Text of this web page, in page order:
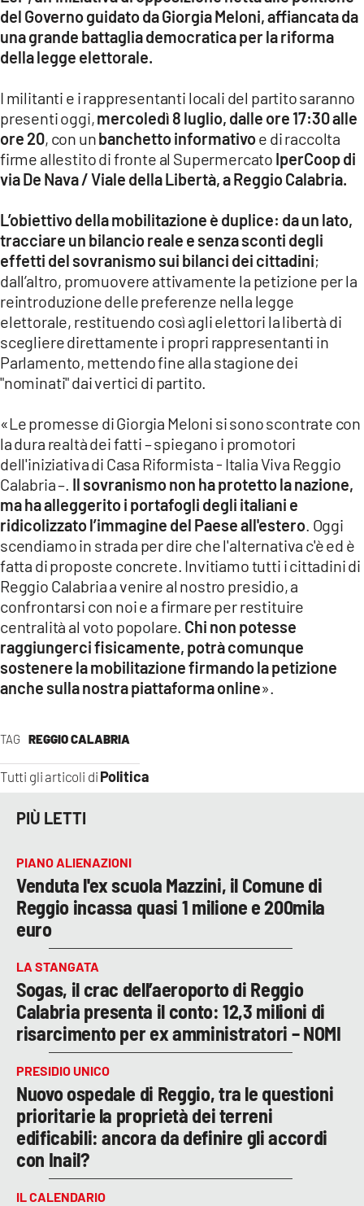
ILREGGINO.IT
COSENZACHANNEL.IT
ILVIBONESE.IT
CATANZAROCHANNEL.IT
LACAPITALENEWS.IT
App
ANDROID
APPLE
TAG REGGIO CALABRIA
Tutti gli articoli di Politica
del Governo guidato da Giorgia Meloni, affiancata da
una grande battaglia democratica per la riforma
della legge elettorale.
I militanti e i rappresentanti locali del partito saranno
presenti oggi,mercoledì 8 luglio, dalle ore 17:30 alle
ore 20, con unbanchetto informativoe di raccolta
firme allestito di fronte al Supermercato IperCoop di
via De Nava / Viale della Libertà, a Reggio Calabria.
L’obiettivo della mobilitazione è duplice: da un lato,
tracciare un bilancio reale e senza sconti degli
effetti del sovranismo sui bilanci dei cittadini;
dall’altro, promuovere attivamente la petizione per la
reintroduzione delle preferenze nella legge
elettorale, restituendo così agli elettori la libertà di
scegliere direttamente i propri rappresentanti in
Parlamento, mettendo fine alla stagione dei
"nominati" dai vertici di partito.
«Le promesse di Giorgia Meloni si sono scontrate con
la dura realtà dei fatti – spiegano i promotori
dell'iniziativa di Casa Riformista - Italia Viva Reggio
Calabria –. Il sovranismo non ha protetto la nazione,
ma ha alleggerito i portafogli degli italiani e
ridicolizzato l’immagine del Paese all'estero . Oggi
scendiamo in strada per dire che l'alternativa c'è ed è
fatta di proposte concrete. Invitiamo tutti i cittadini di
Reggio Calabria a venire al nostro presidio, a
confrontarsi con noi e a firmare per restituire
centralità al voto popolare. Chi non potesse
raggiungerci fisicamente, potrà comunque
sostenere la mobilitazione firmando la petizione
anche sulla nostra piattaforma online».
PIÙ LETTI
PIANO ALIENAZIONI
Venduta l'ex scuola Mazzini, il Comune di
Reggio incassa quasi 1 milione e 200mila
euro
LA STANGATA
Sogas, il crac dell’aeroporto di Reggio
Calabria presenta il conto: 12,3 milioni di
risarcimento per ex amministratori – NOMI
PRESIDIO UNICO
Nuovo ospedale di Reggio, tra le questioni
prioritarie la proprietà dei terreni
edificabili: ancora da definire gli accordi
con Inail?
IL CALENDARIO